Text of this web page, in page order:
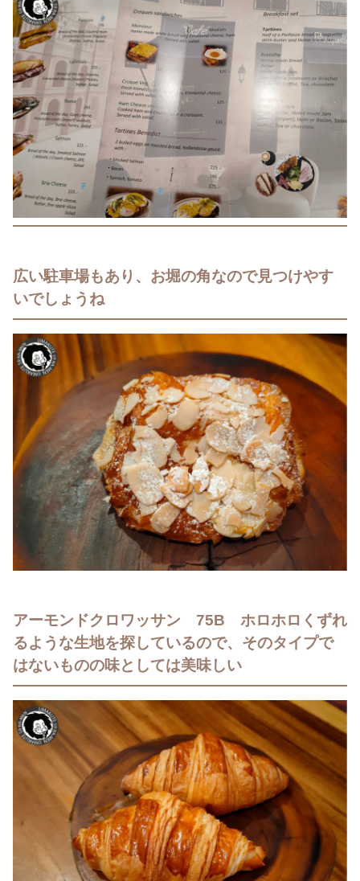
広い駐車場もあり、お堀の角なので見つけやす
いでしょうね
アーモンドクロワッサン 75B ホロホロくずれ
るような生地を探しているので、そのタイプで
はないものの味としては美味しい